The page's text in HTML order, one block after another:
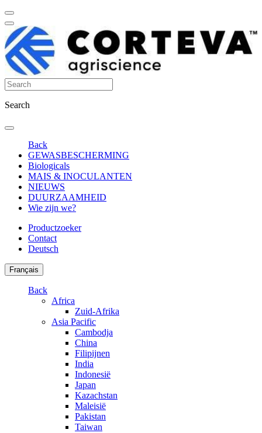
Search
Back
GEWASBESCHERMING
Biologicals
MAIS & INOCULANTEN
NIEUWS
DUURZAAMHEID
Wie zijn we?
Productzoeker
Contact
Deutsch
Français
Back
Africa
Zuid-Afrika
Asia Pacific
Cambodja
China
Filipijnen
India
Indonesië
Japan
Kazachstan
Maleisië
Pakistan
Taiwan